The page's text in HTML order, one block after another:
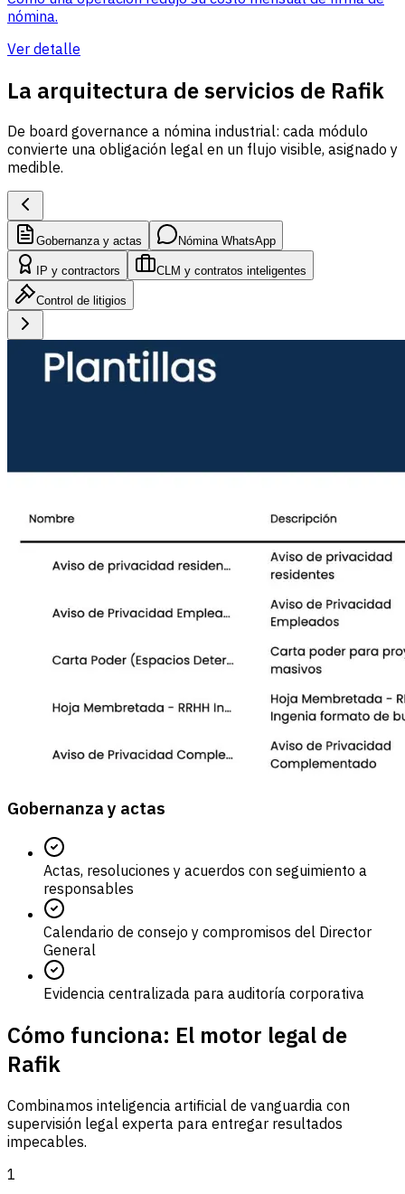
nómina.
Ver detalle
La arquitectura de servicios de Rafik
De board governance a nómina industrial: cada módulo
convierte una obligación legal en un flujo visible, asignado y
medible.
Gobernanza y actas Nómina WhatsApp
IP y contractors CLM y contratos inteligentes
Control de litigios
Gobernanza y actas
Actas, resoluciones y acuerdos con seguimiento a
responsables
Calendario de consejo y compromisos del Director
General
Evidencia centralizada para auditoría corporativa
Cómo funciona: El motor legal de
Rafik
Combinamos inteligencia artificial de vanguardia con
supervisión legal experta para entregar resultados
impecables.
1